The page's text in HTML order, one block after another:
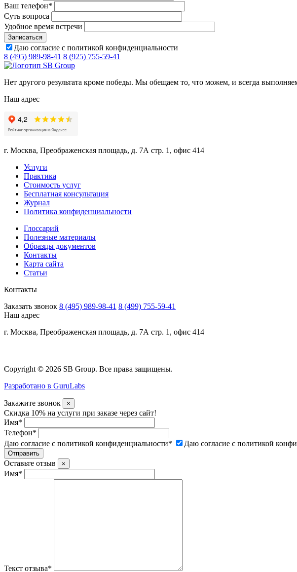
Ваш телефон*
Суть вопроса
Удобное время встречи
Даю согласие с политикой конфиденциальности
8 (495) 989-98-41 8 (925) 755-59-41
Нет другого результата кроме победы. Мы обещаем то, что можем, и всегда
Наш адрес
г. Москва, Преображенская площадь, д. 7А стр. 1, офис 414
Услуги
Практика
Стоимость услуг
Бесплатная консультация
Журнал
Политика конфиденциальности
Глоссарий
Полезные материалы
Образцы документов
Контакты
Карта сайта
Статьи
Контакты
Заказать звонок 8 (495) 989-98-41 8 (499) 755-59-41
Наш адрес
г. Москва, Преображенская площадь, д. 7А стр. 1, офис 414
Copyright © 2026 SB Group. Все права защищены.
Разработано в GuruLabs
Закажите звонок ×
Скидка 10% на услуги при заказе через сайт!
Имя*
Телефон*
Даю согласие с политикой конфиденциальности* Даю согласие с политикой
Оставьте отзыв ×
Имя*
Текст отзыва*